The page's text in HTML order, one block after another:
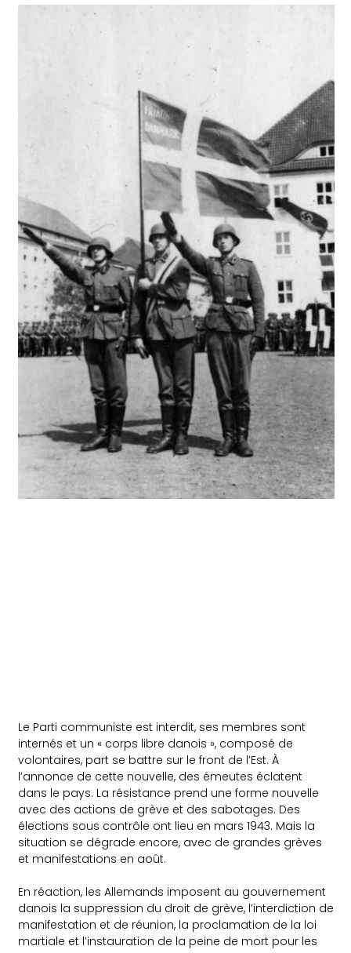
Le Parti communiste est interdit, ses membres sont
internés et un « corps libre danois », composé de
volontaires, part se battre sur le front de l’Est. À
l’annonce de cette nouvelle, des émeutes éclatent
dans le pays. La résistance prend une forme nouvelle
avec des actions de grève et des sabotages. Des
élections sous contrôle ont lieu en mars 1943. Mais la
situation se dégrade encore, avec de grandes grèves
et manifestations en août.
En réaction, les Allemands imposent au gouvernement
danois la suppression du droit de grève, l’interdiction de
manifestation et de réunion, la proclamation de la loi
martiale et l’instauration de la peine de mort pour les